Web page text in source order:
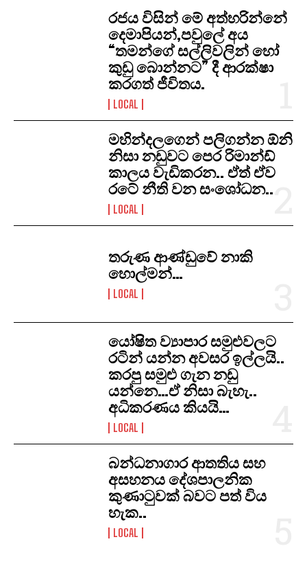
රජය විසින් මේ අත්හරින්නේ
දෙමාපියන්,පවුලේ අය
“තමන්ගේ සල්ලිවලින් හෝ
කුඩු බොන්නට” දී ආරක්ෂා
කරගත් ජීවිතය.
LOCAL
මහින්දලගෙන් පලිගන්න ඕනි
නිසා නඩුවට පෙර රිමාන්ඩ්
කාලය වැඩිකරන.. ඒත් ඒව
රටේ නීති වන සංශෝධන..
LOCAL
තරුණ ආණ්ඩුවේ නාකි
හොල්මන්…
LOCAL
යෝෂිත ව්‍යාපාර සමුළුවලට
රටින් යන්න අවසර ඉල්ලයි..
කරපු සමුළු ගැන නඩු
යන්නෙ…ඒ නිසා බැහැ..
අධිකරණය කියයි…
LOCAL
​බන්ධනාගාර ආතතිය සහ
අසහනය දේශපාලනික
කුණාටුවක් බවට පත් විය
හැක..
LOCAL